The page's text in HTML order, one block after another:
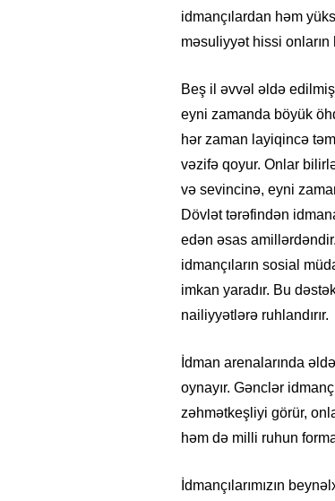
idmançılardan həm
məsuliyyət hissi onların
Beş il əvvəl əldə
eyni zamanda böyük
hər zaman layiqincə
vəzifə qoyur. Onlar
və sevincinə, eyni
Dövlət tərəfindən
edən əsas
idmançıların sosial
imkan yaradır. Bu
nailiyyətlərə ruhlandırır.
İdman arenalarında
oynayır. Gənclər
zəhmətkeşliyi görür,
həm də milli ruhun
İdmançılarımızın